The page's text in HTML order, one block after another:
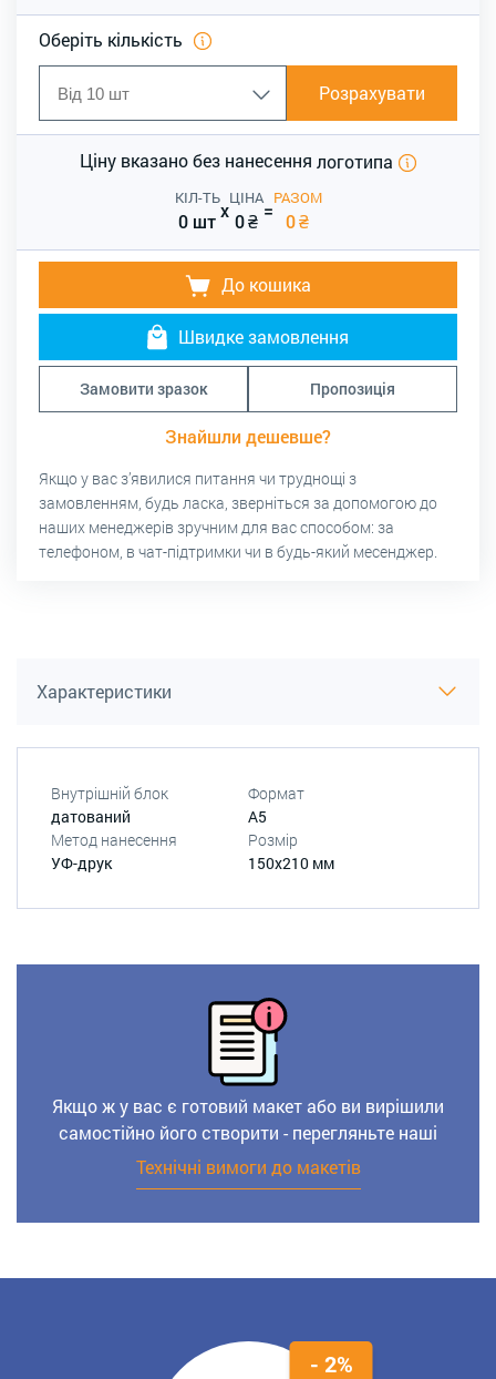
Оберіть кількість
Розрахувати
Ціну вказано без нанесення логотипа
КІЛ-ТЬ
0 штx
ЦІНА
0₴ =
РАЗОМ
0₴
До кошика
Швидке замовлення
Замовити зразок Пропозиція
Знайшли дешевше?
Якщо у вас з’явилися питання чи труднощі з
замовленням, будь ласка, зверніться за допомогою до
наших менеджерів зручним для вас способом: за
телефоном, в чат-підтримки чи в будь-який месенджер.
Характеристики
Внутрішній блок
датований
Формат
А5
Метод нанесення
УФ-друк
Розмір
150х210 мм
Якщо ж у вас є готовий макет або ви вирішили
самостійно його створити - перегляньте наші
Технічні вимоги до макетів
- 2%